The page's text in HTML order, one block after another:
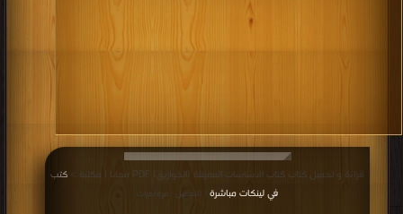
قراءة و تحميل كتاب كتاب الاساسات العميقة (الخوازيق) PDF مجانا | مكتبة >
كتب
في لينكات مباشرة | التحميل : مرة/مرات